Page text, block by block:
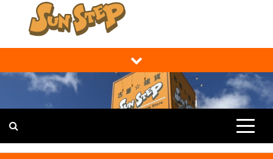
to
content
福井の買取り・販売 サンステップ [
RECYCLE STORE ]
福井の買取販売ならサンステップへ。メンズ・レディース衣
類・ブランド品・バッグ・時計・家具・家電・ホビー・雑